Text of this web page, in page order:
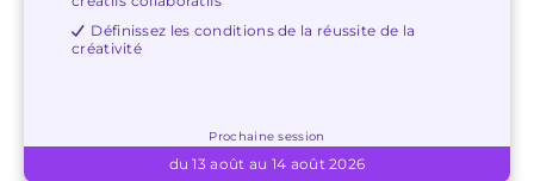
Définissez les conditions de la réussite de la
créativité
Prochaine session
du 13 août au 14 août 2026